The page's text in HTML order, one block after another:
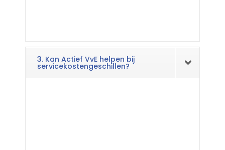
3. Kan Actief VvE helpen bij
servicekostengeschillen?